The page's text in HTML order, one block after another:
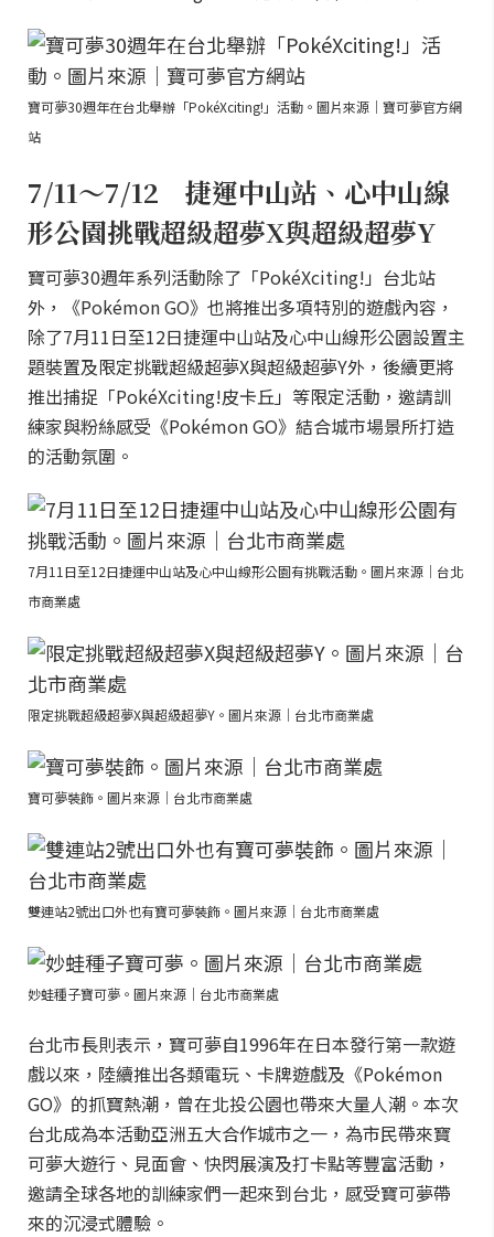
寶可夢30週年在台北舉辦「PokéXciting!」活動。圖片來源｜寶可夢官方網
站
7/11～7/12 捷運中山站、心中山線
形公園挑戰超級超夢X與超級超夢Y
寶可夢30週年系列活動除了「PokéXciting!」台北站
外，《Pokémon GO》也將推出多項特別的遊戲內容，
除了7月11日至12日捷運中山站及心中山線形公園設置主
題裝置及限定挑戰超級超夢X與超級超夢Y外，後續更將
推出捕捉「PokéXciting!皮卡丘」等限定活動，邀請訓
練家與粉絲感受《Pokémon GO》結合城市場景所打造
的活動氛圍。
7月11日至12日捷運中山站及心中山線形公園有挑戰活動。圖片來源｜台北
市商業處
限定挑戰超級超夢X與超級超夢Y。圖片來源｜台北市商業處
寶可夢裝飾。圖片來源｜台北市商業處
雙連站2號出口外也有寶可夢裝飾。圖片來源｜台北市商業處
妙蛙種子寶可夢。圖片來源｜台北市商業處
台北市長則表示，寶可夢自1996年在日本發行第一款遊
戲以來，陸續推出各類電玩、卡牌遊戲及《Pokémon
GO》的抓寶熱潮，曾在北投公園也帶來大量人潮。本次
台北成為本活動亞洲五大合作城市之一，為市民帶來寶
可夢大遊行、見面會、快閃展演及打卡點等豐富活動，
邀請全球各地的訓練家們一起來到台北，感受寶可夢帶
來的沉浸式體驗。